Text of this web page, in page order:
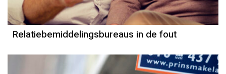
Relatiebemiddelingsbureaus in de fout